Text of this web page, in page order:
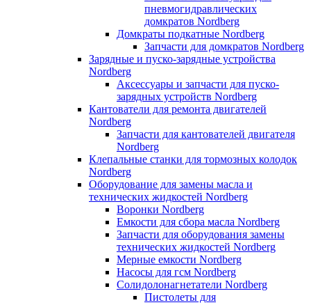
пневмогидравлических
домкратов Nordberg
Домкраты подкатные Nordberg
Запчасти для домкратов Nordberg
Зарядные и пуско-зарядные устройства
Nordberg
Аксессуары и запчасти для пуско-
зарядных устройств Nordberg
Кантователи для ремонта двигателей
Nordberg
Запчасти для кантователей двигателя
Nordberg
Клепальные станки для тормозных колодок
Nordberg
Оборудование для замены масла и
технических жидкостей Nordberg
Воронки Nordberg
Емкости для сбора масла Nordberg
Запчасти для оборудования замены
технических жидкостей Nordberg
Мерные емкости Nordberg
Насосы для гсм Nordberg
Солидолонагнетатели Nordberg
Пистолеты для